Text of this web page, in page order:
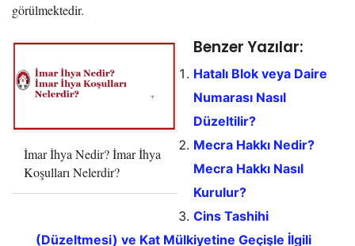
görülmektedir.
İmar İhya Nedir? İmar İhya
Koşulları Nelerdir?
Benzer Yazılar:
Hatalı Blok veya Daire
Numarası Nasıl
Düzeltilir?
Mecra Hakkı Nedir?
Mecra Hakkı Nasıl
Kurulur?
Cins Tashihi
(Düzeltmesi) ve Kat Mülkiyetine Geçişle İlgili